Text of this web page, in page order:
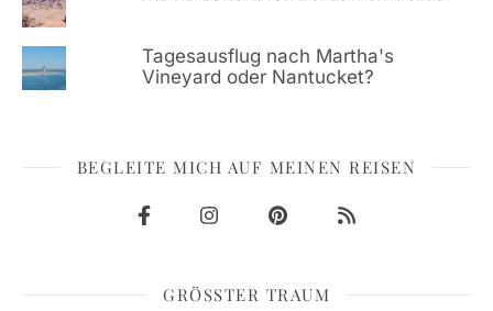
Tagesausflug nach Martha's
Vineyard oder Nantucket?
BEGLEITE MICH AUF MEINEN REISEN
GRÖSSTER TRAUM